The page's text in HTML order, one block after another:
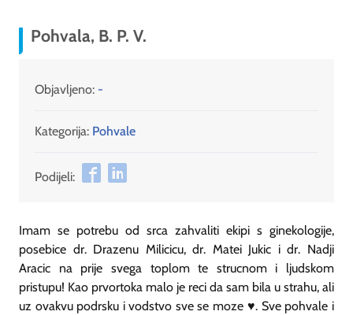
Pohvala, B. P. V.
Objavljeno: -
Kategorija: Pohvale
Podijeli:
Imam se potrebu od srca zahvaliti ekipi s ginekologije,
posebice dr. Drazenu Milicicu, dr. Matei Jukic i dr. Nadji
Aracic na prije svega toplom te strucnom i ljudskom
pristupu! Kao prvortoka malo je reci da sam bila u strahu, ali
uz ovakvu podrsku i vodstvo sve se moze ♥️. Sve pohvale i